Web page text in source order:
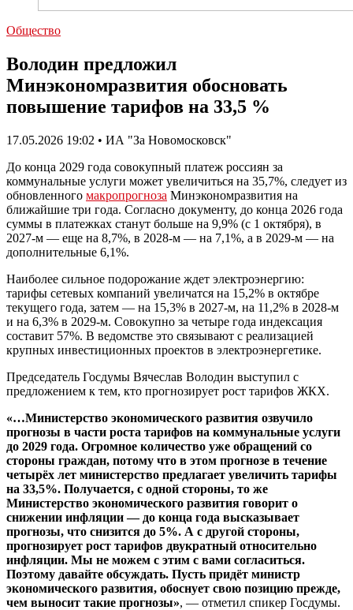
Общество
Володин предложил
Минэкономразвития обосновать
повышение тарифов на 33,5 %
17.05.2026 19:02 • ИА "За Новомосковск"
До конца 2029 года совокупный платеж россиян за
коммунальные услуги может увеличиться на 35,7%, следует из
обновленного макропрогноза Минэкономразвития на
ближайшие три года. Согласно документу, до конца 2026 года
суммы в платежках станут больше на 9,9% (с 1 октября), в
2027-м — еще на 8,7%, в 2028-м — на 7,1%, а в 2029-м — на
дополнительные 6,1%.
Наиболее сильное подорожание ждет электроэнергию:
тарифы сетевых компаний увеличатся на 15,2% в октябре
текущего года, затем — на 15,3% в 2027-м, на 11,2% в 2028-м
и на 6,3% в 2029-м. Совокупно за четыре года индексация
составит 57%. В ведомстве это связывают с реализацией
крупных инвестиционных проектов в электроэнергетике.
Председатель Госдумы Вячеслав Володин выступил с
предложением к тем, кто прогнозирует рост тарифов ЖКХ.
«…Министерство экономического развития озвучило
прогнозы в части роста тарифов на коммунальные услуги
до 2029 года. Огромное количество уже обращений со
стороны граждан, потому что в этом прогнозе в течение
четырёх лет министерство предлагает увеличить тарифы
на 33,5%. Получается, с одной стороны, то же
Министерство экономического развития говорит о
снижении инфляции — до конца года высказывает
прогнозы, что снизится до 5%. А с другой стороны,
прогнозирует рост тарифов двукратный относительно
инфляции. Мы не можем с этим с вами согласиться.
Поэтому давайте обсуждать. Пусть придёт министр
экономического развития, обоснует свою позицию прежде,
чем выносит такие прогнозы», — отметил спикер Госдумы.